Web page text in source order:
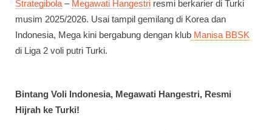
Strategibola – Megawati Hangestri resmi berkarier di Turki
musim 2025/2026. Usai tampil gemilang di Korea dan
Indonesia, Mega kini bergabung dengan klub Manisa BBSK
di Liga 2 voli putri Turki.
Bintang Voli Indonesia, Megawati Hangestri, Resmi
Hijrah ke Turki!